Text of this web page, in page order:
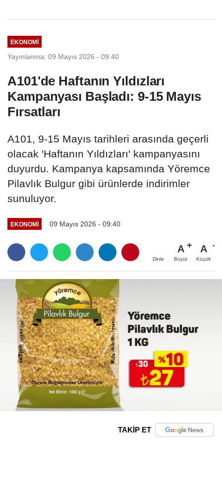
EKONOMI
Yayınlanma: 09 Mayıs 2026 - 09:40
A101'de Haftanın Yıldızları
Kampanyası Başladı: 9-15 Mayıs
Fırsatları
A101, 9-15 Mayıs tarihleri arasında geçerli
olacak 'Haftanın Yıldızları' kampanyasını
duyurdu. Kampanya kapsamında Yöremce
Pilavlık Bulgur gibi ürünlerde indirimler
sunuluyor.
EKONOMI 09 Mayıs 2026 - 09:40
Dinle
A
Büyüt
A
Küçült
TAKİP ET